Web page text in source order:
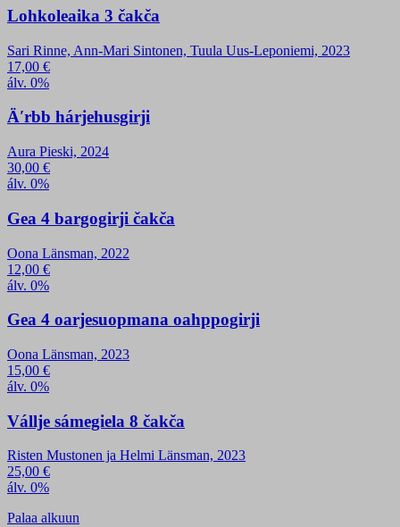
Lohkoleaika 3 čakča
Sari Rinne, Ann-Mari Sintonen, Tuula Uus-Leponiemi, 2023
17,00 €
álv. 0%
Äʹrbb hárjehusgirji
Aura Pieski, 2024
30,00 €
álv. 0%
Gea 4 bargogirji čakča
Oona Länsman, 2022
12,00 €
álv. 0%
Gea 4 oarjesuopmana oahppogirji
Oona Länsman, 2023
15,00 €
álv. 0%
Vállje sámegiela 8 čakča
Risten Mustonen ja Helmi Länsman, 2023
25,00 €
álv. 0%
Palaa alkuun